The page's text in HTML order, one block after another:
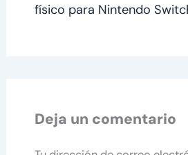
físico para Nintendo
Deja un comentario